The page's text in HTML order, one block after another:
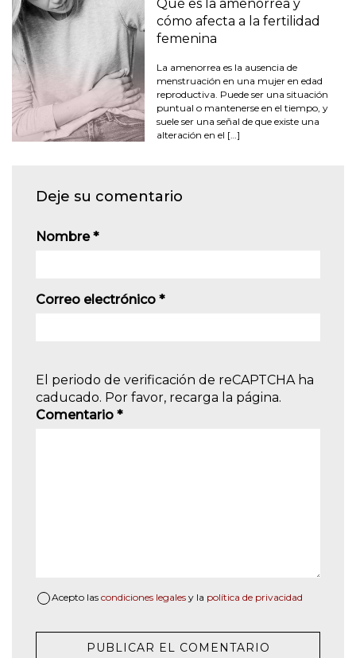
Qué es la amenorrea y
cómo afecta a la fertilidad
femenina
La amenorrea es la ausencia de
menstruación en una mujer en edad
reproductiva. Puede ser una situación
puntual o mantenerse en el tiempo, y
suele ser una señal de que existe una
alteración en el […]
Deje su comentario
Nombre*
Correo electrónico *
El periodo de verificación de reCAPTCHA ha
caducado. Por favor, recarga la página.
Comentario *
Acepto las condiciones legales y la política de privacidad